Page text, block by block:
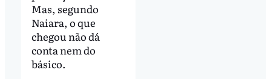
Mas, segundo
Naiara, o que
chegou não dá
conta nem do
básico.